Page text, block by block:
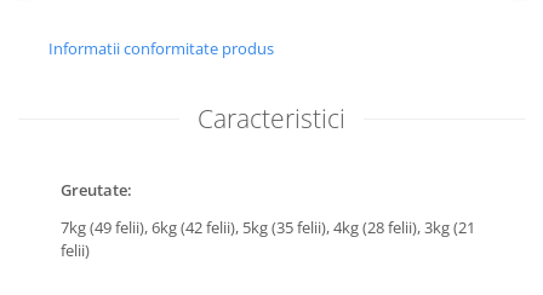
Informatii conformitate produs
Caracteristici
Greutate:
7kg (49 felii),6kg (42 felii), 5kg (35 felii),4kg (28 felii),3kg (21
felii)